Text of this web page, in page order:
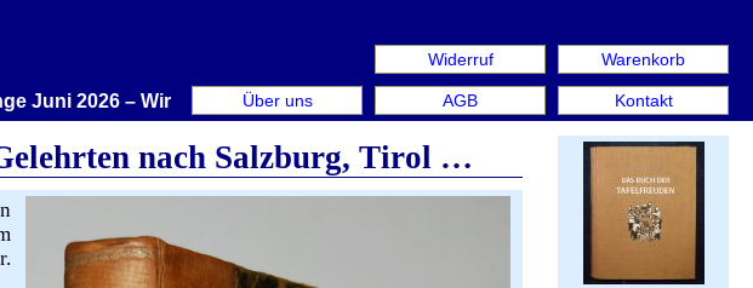
Warenkorb
Kontakt
Widerruf
AGB
Über uns
Juni 2026 – Wir stellen aus: Rare Book Week Berlin. Internationale Messe für
nach Salzburg, Tirol …